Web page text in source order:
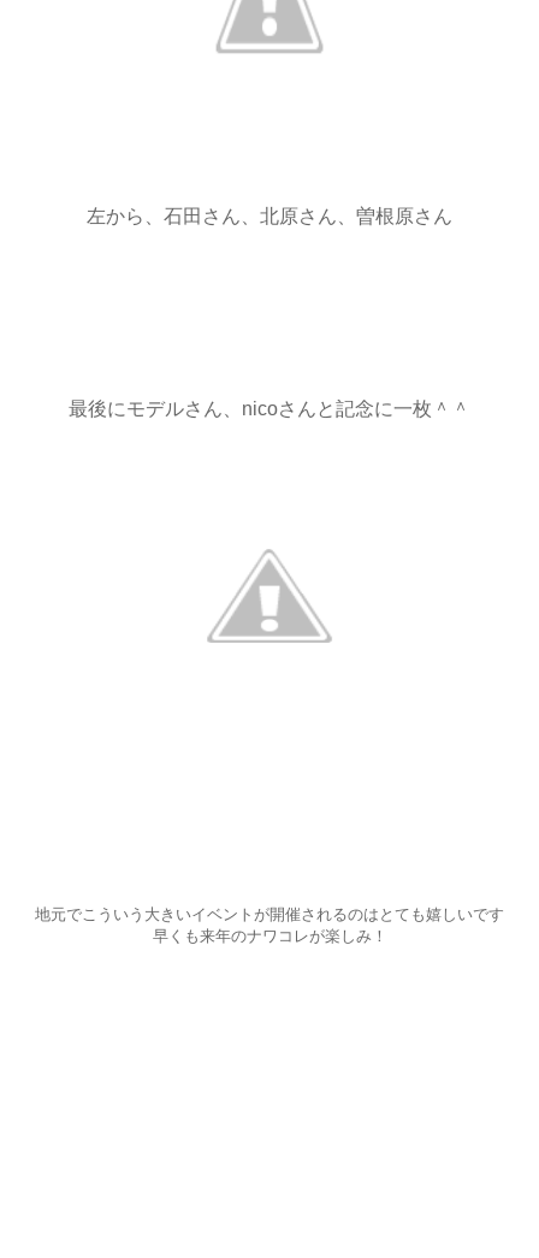
左から、石田さん、北原さん、曽根原さん
最後にモデルさん、nicoさんと記念に一枚＾＾
地元でこういう大きいイベントが開催されるのはとても嬉しいです
早くも来年のナワコレが楽しみ！